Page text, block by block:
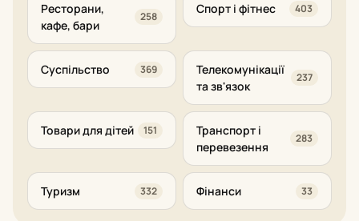
Ресторани,
кафе, бари
258
Спорт і фітнес 403
Суспільство 369
Телекомунікації
та зв'язок
237
Товари для дітей 151
Транспорт і
перевезення
283
Туризм 332 Фінанси 33